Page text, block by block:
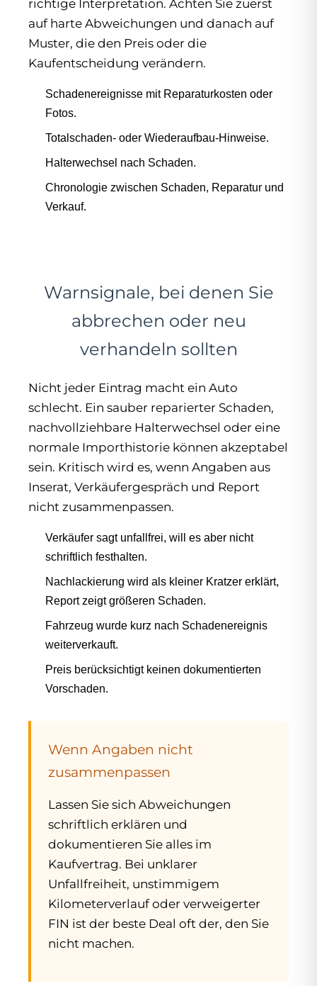
richtige Interpretation. Achten Sie zuerst
auf harte Abweichungen und danach auf
Muster, die den Preis oder die
Kaufentscheidung verändern.
Schadenereignisse mit Reparaturkosten oder
Fotos.
Totalschaden- oder Wiederaufbau-Hinweise.
Halterwechsel nach Schaden.
Chronologie zwischen Schaden, Reparatur und
Verkauf.
Warnsignale, bei denen Sie
abbrechen oder neu
verhandeln sollten
Nicht jeder Eintrag macht ein Auto
schlecht. Ein sauber reparierter Schaden,
nachvollziehbare Halterwechsel oder eine
normale Importhistorie können akzeptabel
sein. Kritisch wird es, wenn Angaben aus
Inserat, Verkäufergespräch und Report
nicht zusammenpassen.
Verkäufer sagt unfallfrei, will es aber nicht
schriftlich festhalten.
Nachlackierung wird als kleiner Kratzer erklärt,
Report zeigt größeren Schaden.
Fahrzeug wurde kurz nach Schadenereignis
weiterverkauft.
Preis berücksichtigt keinen dokumentierten
Vorschaden.
Wenn Angaben nicht
zusammenpassen
Lassen Sie sich Abweichungen
schriftlich erklären und
dokumentieren Sie alles im
Kaufvertrag. Bei unklarer
Unfallfreiheit, unstimmigem
Kilometerverlauf oder verweigerter
FIN ist der beste Deal oft der, den Sie
nicht machen.